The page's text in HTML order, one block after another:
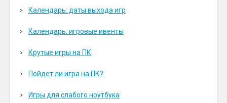
Календарь: даты выхода игр
Календарь: игровые ивенты
Крутые игры на ПК
Пойдет ли игра на ПК?
Игры для слабого ноутбука